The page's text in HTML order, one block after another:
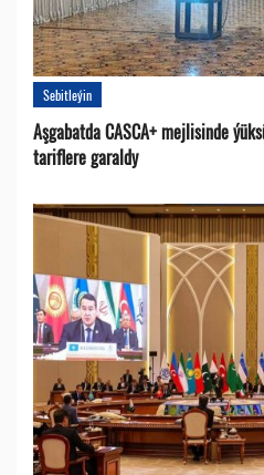
Sebitleýin
Aşgabatda CASCA+ mejlisinde
tariflere garaldy